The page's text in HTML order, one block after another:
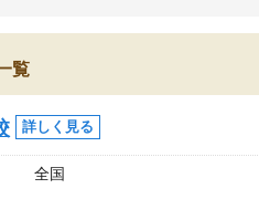
ルを使用した単語帳の共有があ
で出される形でした。
師の方がお辞めになると言う事で
出があり、あまりに短期での変
に通う事にして退会しました。
、授業内容や講師の方は良かっ
ま
覧
詳しく見る
全国